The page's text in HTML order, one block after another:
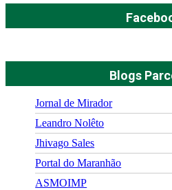
Blogs
Jornal de Mirador
Leandro Nolêto
Jhivago Sales
Portal do Maranhão
ASMOIMP